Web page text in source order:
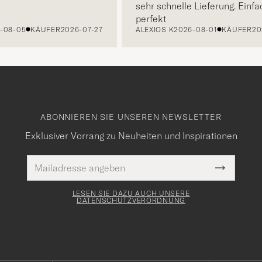
05 KÄUFER2026-07-27
sehr schnelle Lieferung. Einfach
perfekt
ALEXIOS K2026-08-01 KÄUFER 2026-
ABONNIEREN SIE UNSEREN NEWSLETTER
Exklusiver Vorrang zu Neuheiten und Inspirationen
Mail
Adresse
Pflichtfeld
Submit
Newsletter
LESEN SIE DAZU AUCH UNSERE
DATENSCHUTZVERORDNUNG